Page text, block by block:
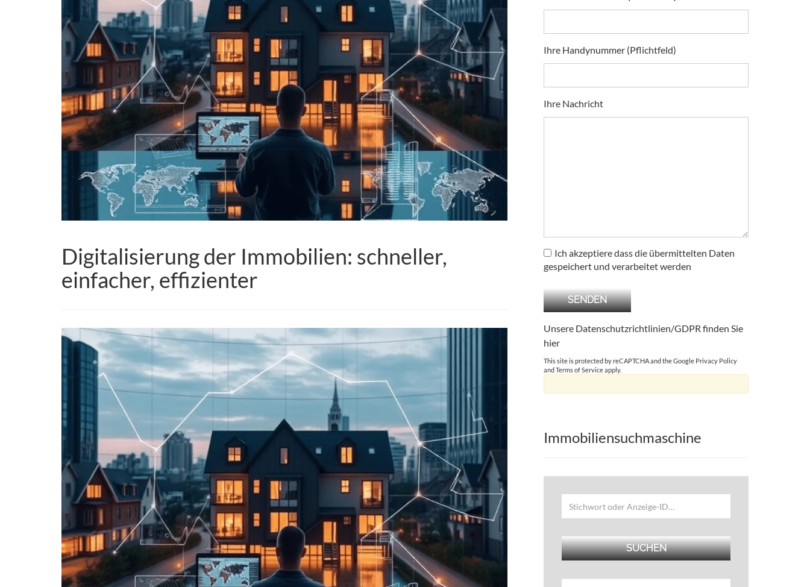
Digitalisierung der Immobilien: schneller,
einfacher, effizienter
Ihre Handynummer (Pflichtfeld)
Ihre Nachricht
Ich akzeptiere dass die übermittelten Daten
gespeichert und verarbeitet werden
Unsere Datenschutzrichtlinien/GDPR finden Sie
hier
This site is protected by reCAPTCHA and the Google Privacy Policy
andTerms of Serviceapply.
Immobiliensuchmaschine